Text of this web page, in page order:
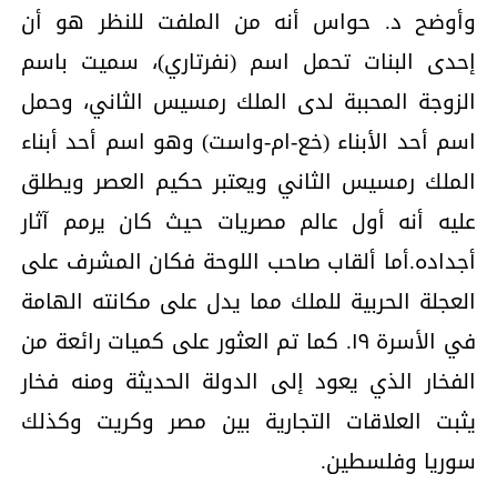
وأوضح د. حواس أنه من الملفت للنظر هو أن
إحدى البنات تحمل اسم (نفرتاري)، سميت باسم
الزوجة المحببة لدى الملك رمسيس الثاني، وحمل
اسم أحد الأبناء (خع-ام-واست) وهو اسم أحد أبناء
الملك رمسيس الثاني ويعتبر حكيم العصر ويطلق
عليه أنه أول عالم مصريات حيث كان يرمم آثار
أجداده.أما ألقاب صاحب اللوحة فكان المشرف على
العجلة الحربية للملك مما يدل على مكانته الهامة
في الأسرة ١٩. كما تم العثور على كميات رائعة من
الفخار الذي يعود إلى الدولة الحديثة ومنه فخار
يثبت العلاقات التجارية بين مصر وكريت وكذلك
سوريا وفلسطين.